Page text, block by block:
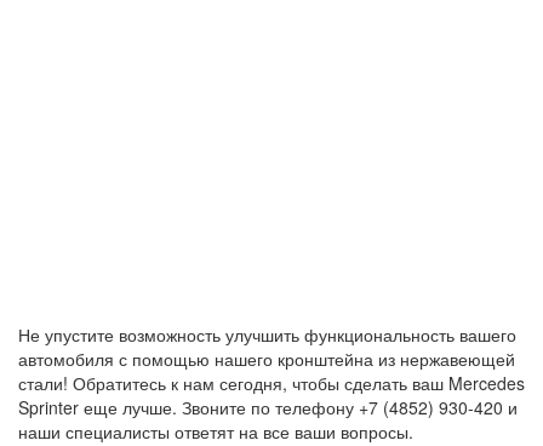
Не упустите возможность улучшить функциональность вашего
автомобиля с помощью нашего кронштейна из нержавеющей
стали! Обратитесь к нам сегодня, чтобы сделать ваш Mercedes
Sprinter еще лучше. Звоните по телефону +7 (4852) 930-420 и
наши специалисты ответят на все ваши вопросы.